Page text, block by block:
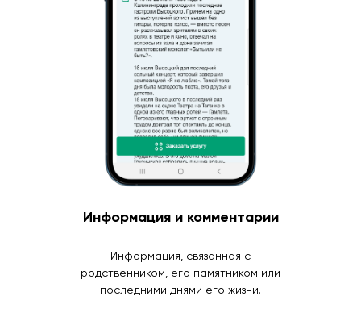
Информация и комментарии
Информация, связанная с
родственником, его памятником или
последними днями его жизни.